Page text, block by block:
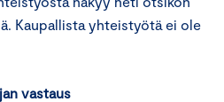
Kaupallista yhteistyötä ei ole
vastaus